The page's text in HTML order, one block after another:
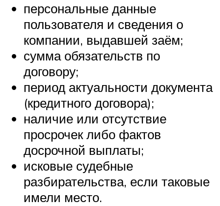
персональные данные
пользователя и сведения о
компании, выдавшей заём;
сумма обязательств по
договору;
период актуальности документа
(кредитного договора);
наличие или отсутствие
просрочек либо фактов
досрочной выплаты;
исковые судебные
разбирательства, если таковые
имели место.